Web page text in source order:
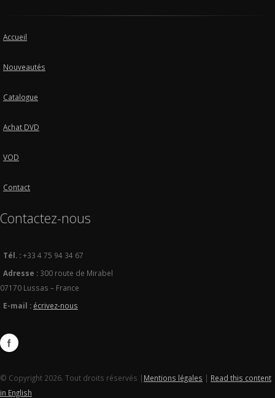
Accueil
Nouveautés
Catalogue
Achat DVD
VOD
Contact
Contactez-nous
Tél. :+33 4 75 94 34 67
Adresse : 300 route de Mirabel
07170 Lussas – France
E-mail : écrivez-nous
© Copyright 2026. Tout droits réservés | Mentions légales | Read this content
in English